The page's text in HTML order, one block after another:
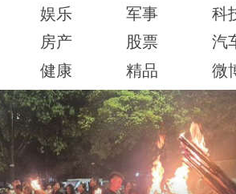
娱乐 军事
科
房产 股票
汽
健康 精品 微